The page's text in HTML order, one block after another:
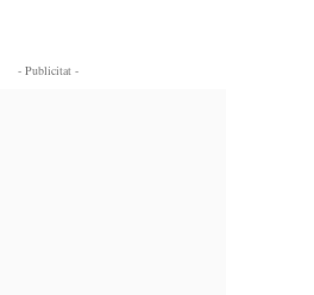
- Publicitat -